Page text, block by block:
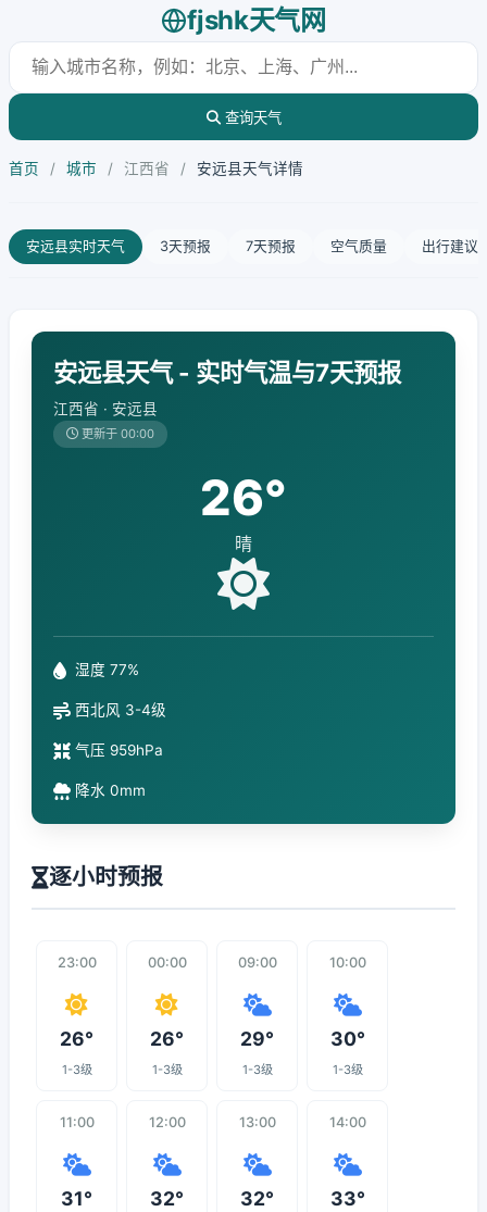
fjshk天气网
查询天气
首页 / 城市 / 江西省 / 安远县天气详情
安远县实时天气 3天预报 7天预报 空气质量 出行建议
安远县天气 - 实时气温与7天预报
江西省 · 安远县
更新于 00:00
26°
晴
湿度 77%
西北风 3-4级
气压 959hPa
降水 0mm
逐小时预报
23:00
26°
1-3级
00:00
26°
1-3级
09:00
29°
1-3级
10:00
30°
1-3级
11:00
31°
12:00
32°
13:00
32°
14:00
33°